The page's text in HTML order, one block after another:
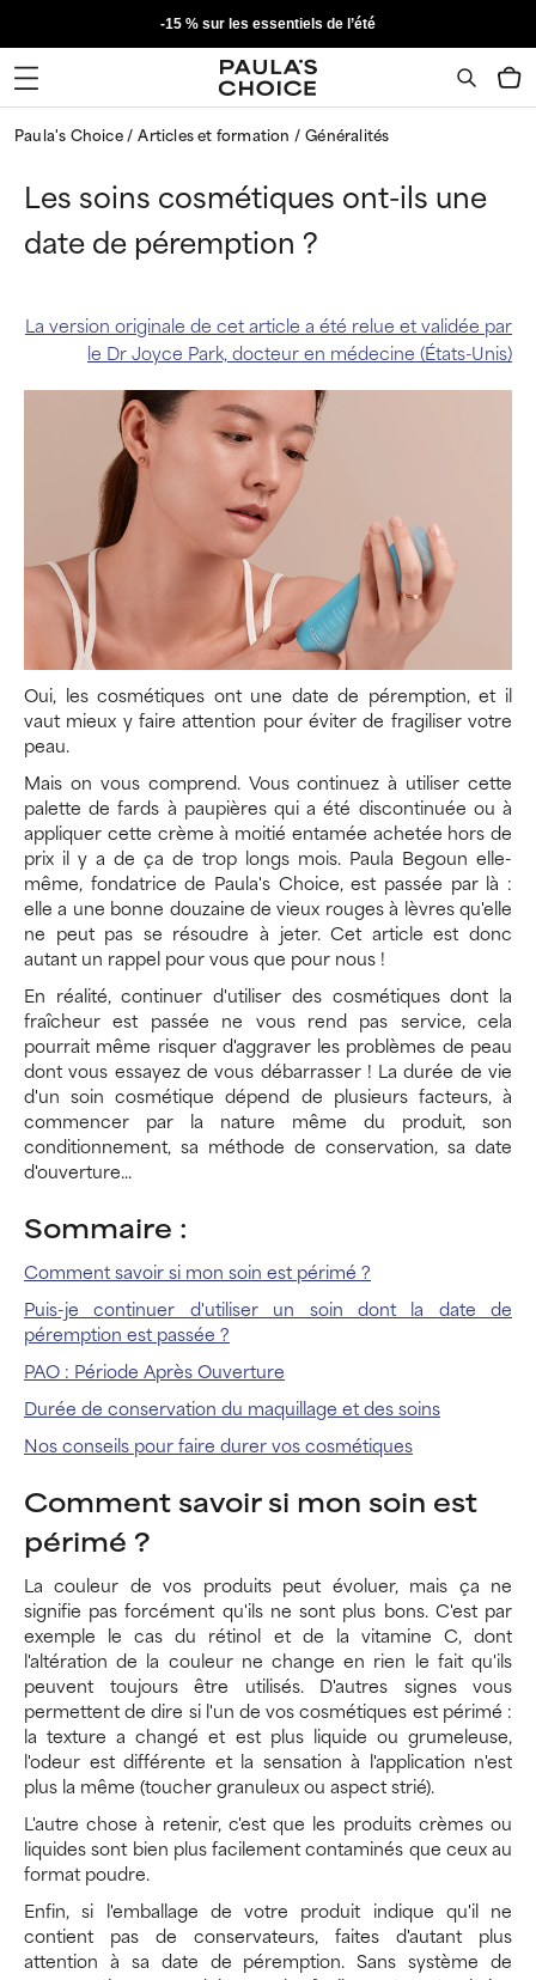
-15 % sur les essentiels de l’été
Paula's Choice Articles et formation Généralités
Les soins cosmétiques ont-ils une
date de péremption ?
La version originale de cet article a été relue et validée par
le Dr Joyce Park, docteur en médecine (États-Unis)
Oui, les cosmétiques ont une date de péremption, et il
vaut mieux y faire attention pour éviter de fragiliser votre
peau.
Mais on vous comprend. Vous continuez à utiliser cette
palette de fards à paupières qui a été discontinuée ou à
appliquer cette crème à moitié entamée achetée hors de
prix il y a de ça de trop longs mois. Paula Begoun elle-
même, fondatrice de Paula's Choice, est passée par là :
elle a une bonne douzaine de vieux rouges à lèvres qu'elle
ne peut pas se résoudre à jeter. Cet article est donc
autant un rappel pour vous que pour nous !
En réalité, continuer d'utiliser des cosmétiques dont la
fraîcheur est passée ne vous rend pas service, cela
pourrait même risquer d'aggraver les problèmes de peau
dont vous essayez de vous débarrasser ! La durée de vie
d'un soin cosmétique dépend de plusieurs facteurs, à
commencer par la nature même du produit, son
conditionnement, sa méthode de conservation, sa date
d'ouverture...
Sommaire :
Comment savoir si mon soin est périmé ?
Puis-je continuer d'utiliser un soin dont la date de
péremption est passée ?
PAO : Période Après Ouverture
Durée de conservation du maquillage et des soins
Nos conseils pour faire durer vos cosmétiques
Comment savoir si mon soin est
périmé ?
La couleur de vos produits peut évoluer, mais ça ne
signifie pas forcément qu'ils ne sont plus bons. C'est par
exemple le cas du rétinol et de la vitamine C, dont
l'altération de la couleur ne change en rien le fait qu'ils
peuvent toujours être utilisés. D'autres signes vous
permettent de dire si l'un de vos cosmétiques est périmé :
la texture a changé et est plus liquide ou grumeleuse,
l'odeur est différente et la sensation à l'application n'est
plus la même (toucher granuleux ou aspect strié).
L'autre chose à retenir, c'est que les produits crèmes ou
liquides sont bien plus facilement contaminés que ceux au
format poudre.
Enfin, si l'emballage de votre produit indique qu'il ne
contient pas de conservateurs, faites d'autant plus
attention à sa date de péremption. Sans système de